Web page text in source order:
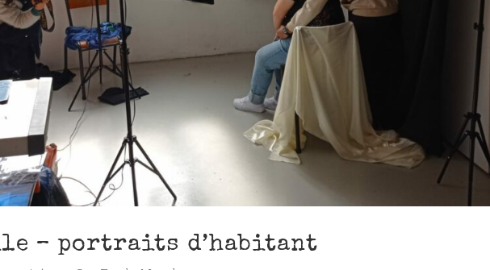
– portraits d’habitant